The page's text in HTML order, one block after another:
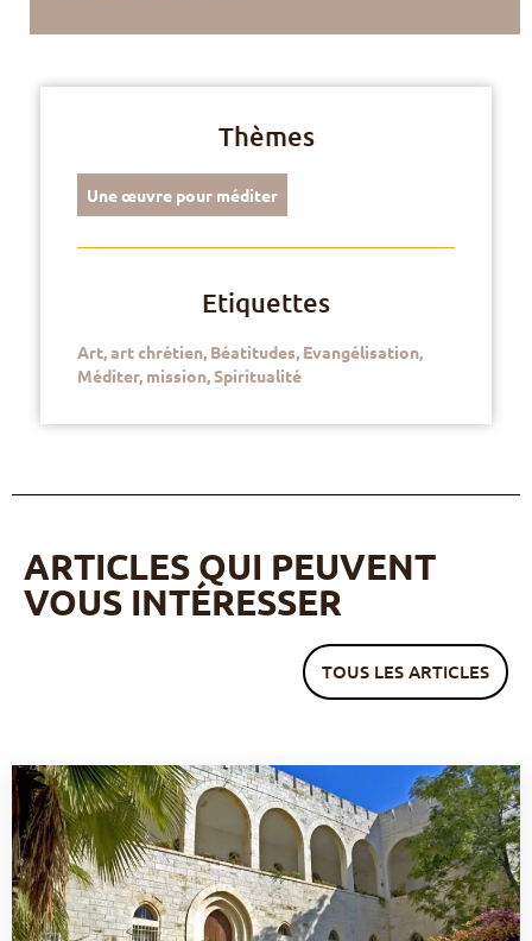
Thèmes
Une œuvre pour méditer
Etiquettes
Art art chrétien Béatitudes Evangélisation
Méditer, mission Spiritualité
ARTICLES QUI PEUVENT
VOUS INTÉRESSER
TOUS LES ARTICLES